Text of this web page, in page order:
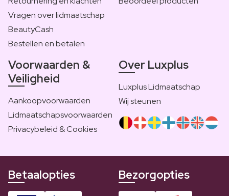
Vragen over lidmaatschap
BeautyCash
Bestellen en betalen
Voorwaarden &
Veiligheid
Aankoopvoorwaarden
Lidmaatschapsvoorwaarden
Privacybeleid & Cookies
Over Luxplus
Luxplus Lidmaatschap
Wij steunen
Betaalopties Bezorgopties